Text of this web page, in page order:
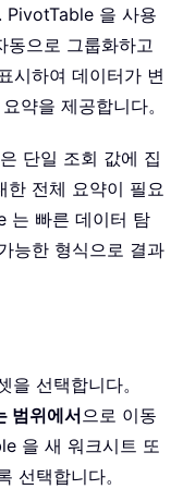
PivotTable 을 사용
동으로 그룹화하고
시하여 데이터가 변
약을 제공합니다。
단일 조회 값에 집
한 전체 요약이 필요
는 빠른 데이터 탐
능한 형식으로 결과
선택합니다。
범위에서으로 이동
을 새 워크시트 또
선택합니다。